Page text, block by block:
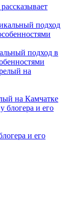
подход в
на Камчатке
и его